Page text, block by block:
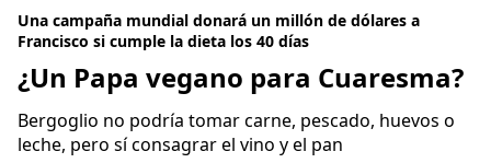
Una campaña mundial donará un millón de dólares a
Francisco si cumple la dieta los 40 días
¿Un Papa vegano para Cuaresma?
Bergoglio no podría tomar carne, pescado, huevos o
leche, pero sí consagrar el vino y el pan